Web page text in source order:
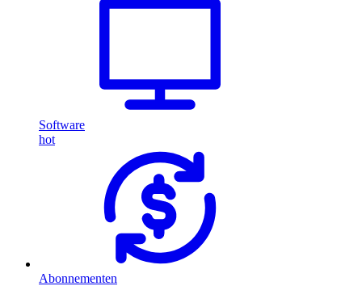
Software
hot
Abonnementen